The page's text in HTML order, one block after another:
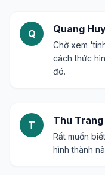
Q Quang
Chờ xem
cách thức
đó.
T Thu Trang
Rất muốn
hình thành